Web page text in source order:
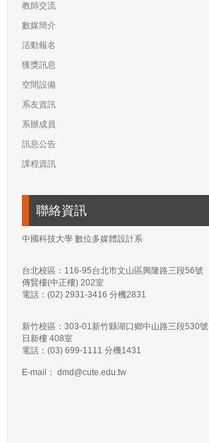
教師交流
數媒簡介
活動報名
獲獎訊息
空間設備
系友資訊
系辦成員
訊息公告
課程資訊
聯絡資訊
中國科技大學 數位多媒體設計系
台北校區：116-95台北市文山區興隆路三段56號
傳賢樓(中正樓) 202室
電話：(02) 2931-3416 分機2831
新竹校區：303-01新竹縣湖口鄉中山路三段530號
日新樓 408室
電話：(03) 699-1111 分機1431
E-mail： dmd@cute.edu.tw